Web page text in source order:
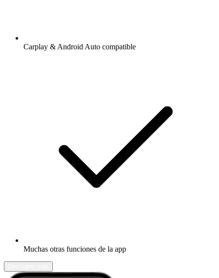
Carplay & Android Auto compatible
Muchas otras funciones de la app